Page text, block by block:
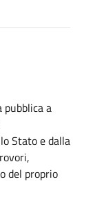
pubblica a
Stato e dalla
del proprio